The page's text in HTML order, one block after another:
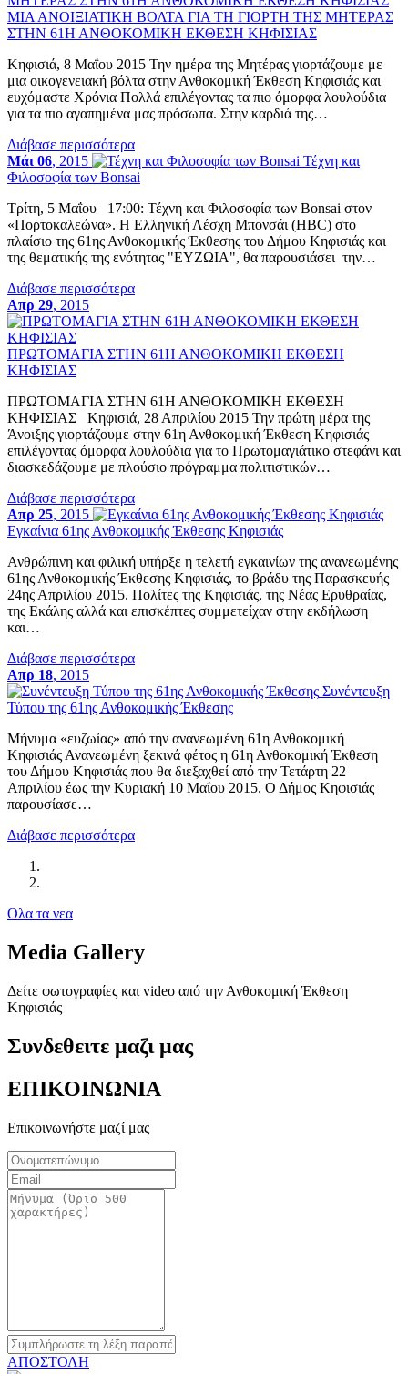
ΜΙΑ ΑΝΟΙΞΙΑΤΙΚΗ ΒΟΛΤΑ ΓΙΑ ΤΗ ΓΙΟΡΤΗ ΤΗΣ ΜΗΤΕΡΑΣ
ΣΤΗΝ 61Η ΑΝΘΟΚΟΜΙΚΗ ΕΚΘΕΣΗ ΚΗΦΙΣΙΑΣ
Κηφισιά, 8 Μαΐου 2015 Την ημέρα της Μητέρας γιορτάζουμε με
μια οικογενειακή βόλτα στην Ανθοκομική Έκθεση Κηφισιάς και
ευχόμαστε Χρόνια Πολλά επιλέγοντας τα πιο όμορφα λουλούδια
για τα πιο αγαπημένα μας πρόσωπα. Στην καρδιά της…
Διάβασε περισσότερα
Μάι 06, 2015
Τέχνη και
Φιλοσοφία των Bonsai
Τρίτη, 5 Μαΐου 17:00: Τέχνη και Φιλοσοφία των Bonsai στον
«Πορτοκαλεώνα». Η Ελληνική Λέσχη Μπονσάι (HBC) στο
πλαίσιο της 61ης Ανθοκομικής Έκθεσης του Δήμου Κηφισιάς και
της θεματικής της ενότητας "ΕΥΖΩΙΑ", θα παρουσιάσει την…
Διάβασε περισσότερα
Απρ 29, 2015
ΠΡΩΤΟΜΑΓΙΑ ΣΤΗΝ 61Η ΑΝΘΟΚΟΜΙΚΗ ΕΚΘΕΣΗ
ΚΗΦΙΣΙΑΣ
ΠΡΩΤΟΜΑΓΙΑ ΣΤΗΝ 61Η ΑΝΘΟΚΟΜΙΚΗ ΕΚΘΕΣΗ
ΚΗΦΙΣΙΑΣ Κηφισιά, 28 Απριλίου 2015 Την πρώτη μέρα της
Άνοιξης γιορτάζουμε στην 61η Ανθοκομική Έκθεση Κηφισιάς
επιλέγοντας όμορφα λουλούδια για το Πρωτομαγιάτικο στεφάνι και
διασκεδάζουμε με πλούσιο πρόγραμμα πολιτιστικών…
Διάβασε περισσότερα
Απρ 25, 2015
Εγκαίνια 61ης Ανθοκομικής Έκθεσης Κηφισιάς
Ανθρώπινη και φιλική υπήρξε η τελετή εγκαινίων της ανανεωμένης
61ης Ανθοκομικής Έκθεσης Κηφισιάς, το βράδυ της Παρασκευής
24ης Απριλίου 2015. Πολίτες της Κηφισιάς, της Νέας Ερυθραίας,
της Εκάλης αλλά και επισκέπτες συμμετείχαν στην εκδήλωση
και…
Διάβασε περισσότερα
Απρ 18, 2015
Συνέντευξη
Τύπου της 61ης Ανθοκομικής Έκθεσης
Μήνυμα «ευζωίας» από την ανανεωμένη 61η Ανθοκομική
Κηφισιάς Ανανεωμένη ξεκινά φέτος η 61η Ανθοκομική Έκθεση
του Δήμου Κηφισιάς που θα διεξαχθεί από την Τετάρτη 22
Απριλίου έως την Κυριακή 10 Μαΐου 2015. Ο Δήμος Κηφισιάς
παρουσίασε…
Διάβασε περισσότερα
Ολα τα νεα
Media Gallery
Δείτε φωτογραφίες και video από την Ανθοκομική Έκθεση
Κηφισιάς
Συνδεθειτε μαζι μας
ΕΠΙΚΟΙΝΩΝΙΑ
Επικοινωνήστε μαζί μας
ΑΠΟΣΤΟΛΗ